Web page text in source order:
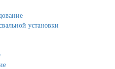
установки